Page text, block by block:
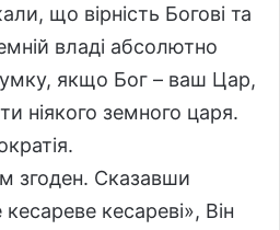
що вірність Богові та
владі абсолютно
якщо Бог – ваш Цар,
ніякого земного царя.
згоден. Сказавши
кесареві», Він